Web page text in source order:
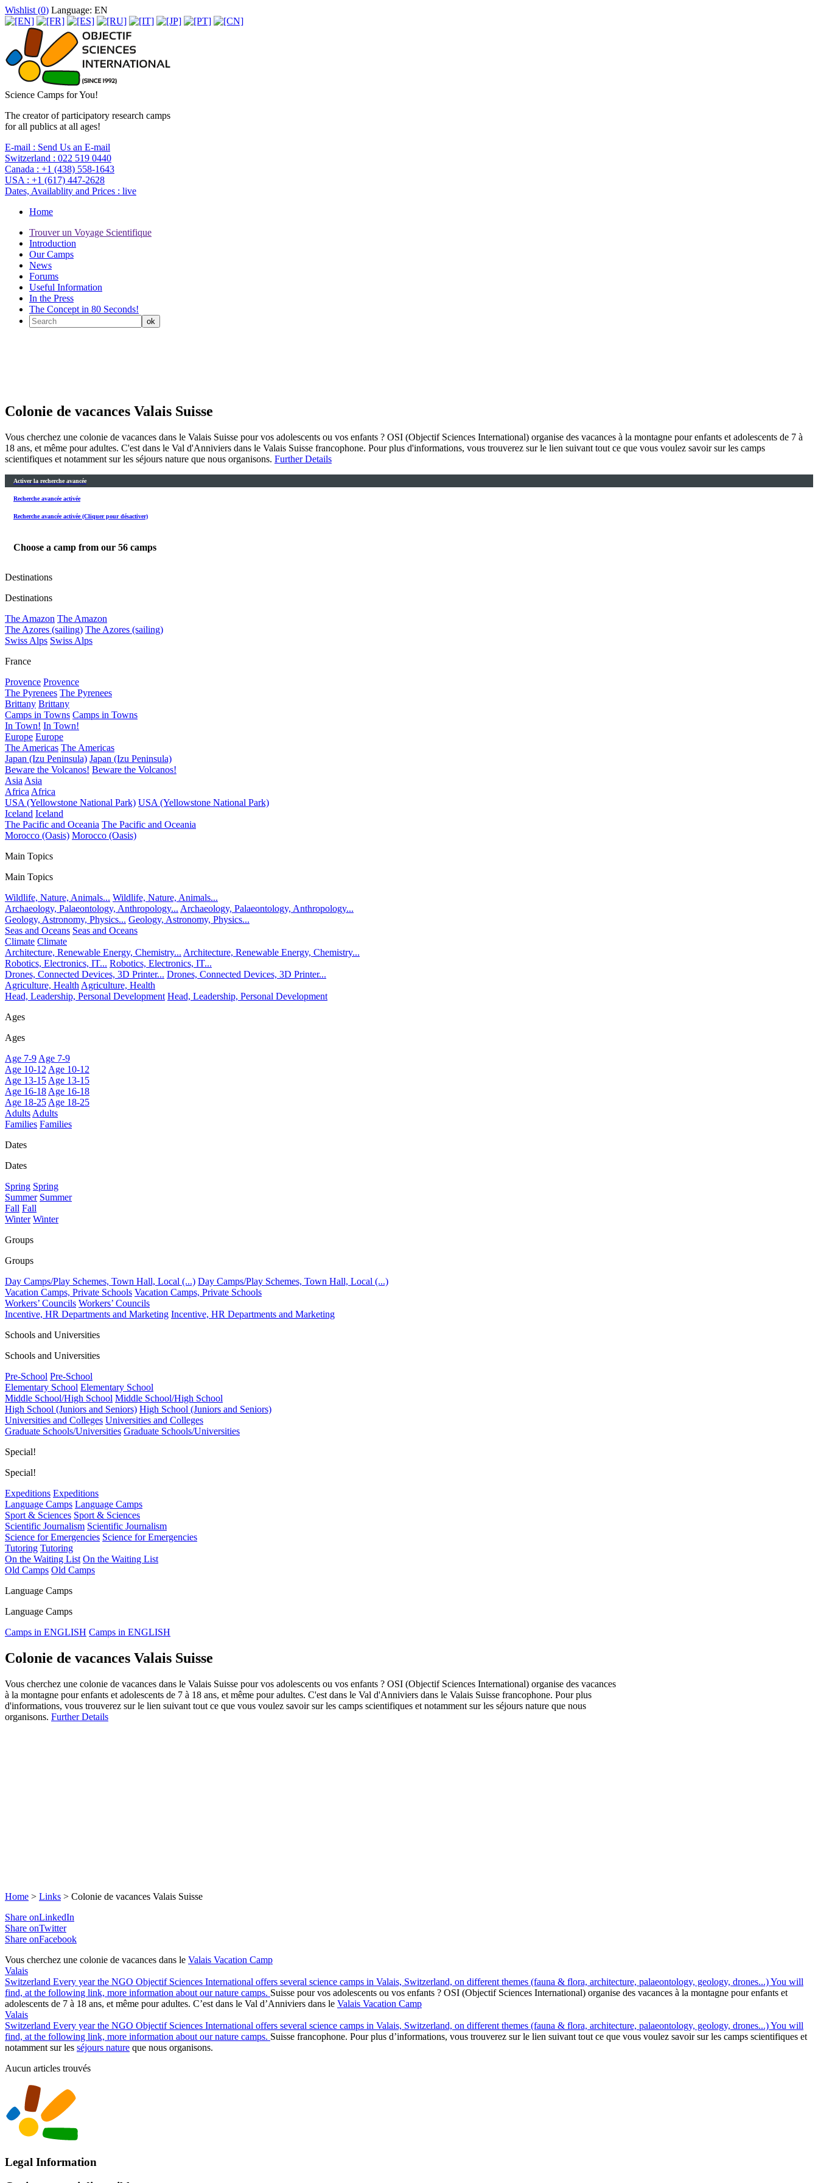
Wishlist (0) Language: EN
Science Camps for You!
The creator of participatory research camps
for all publics at all ages!
E-mail : Send Us an E-mail
Switzerland : 022 519 0440
Canada : +1 (438) 558-1643
USA : +1 (617) 447-2628
Dates, Availablity and Prices : live
Home
Trouver un Voyage Scientifique
Introduction
Our Camps
News
Forums
Useful Information
In the Press
The Concept in 80 Seconds!
Colonie de vacances Valais Suisse
Vous cherchez une colonie de vacances dans le Valais Suisse pour vos adolescents ou vos enfants ? OSI (Objectif Sciences International) organise des vacances à la montagne pour enfants et adolescents de 7 à
18 ans, et même pour adultes. C'est dans le Val d'Anniviers dans le Valais Suisse francophone. Pour plus d'informations, vous trouverez sur le lien suivant tout ce que vous voulez savoir sur les camps
scientifiques et notamment sur les séjours nature que nous organisons. Further Details
Activer la recherche avancée
Recherche avancée activée
Recherche avancée activée (Cliquer pour désactiver)
Choose a camp from our 56 camps
Destinations
Destinations
The Amazon The Amazon
The Azores (sailing) The Azores (sailing)
Swiss Alps Swiss Alps
France
Provence Provence
The Pyrenees The Pyrenees
Brittany Brittany
Camps in Towns Camps in Towns
In Town! In Town!
Europe Europe
The Americas The Americas
Japan (Izu Peninsula) Japan (Izu Peninsula)
Beware the Volcanos! Beware the Volcanos!
Asia Asia
Africa Africa
USA (Yellowstone National Park) USA (Yellowstone National Park)
Iceland Iceland
The Pacific and Oceania The Pacific and Oceania
Morocco (Oasis) Morocco (Oasis)
Main Topics
Main Topics
Wildlife, Nature, Animals... Wildlife, Nature, Animals...
Archaeology, Palaeontology, Anthropology... Archaeology, Palaeontology, Anthropology...
Geology, Astronomy, Physics... Geology, Astronomy, Physics...
Seas and Oceans Seas and Oceans
Climate Climate
Architecture, Renewable Energy, Chemistry... Architecture, Renewable Energy, Chemistry...
Robotics, Electronics, IT... Robotics, Electronics, IT...
Drones, Connected Devices, 3D Printer... Drones, Connected Devices, 3D Printer...
Agriculture, Health Agriculture, Health
Head, Leadership, Personal Development Head, Leadership, Personal Development
Ages
Ages
Age 7-9 Age 7-9
Age 10-12 Age 10-12
Age 13-15 Age 13-15
Age 16-18 Age 16-18
Age 18-25 Age 18-25
Adults Adults
Families Families
Dates
Dates
Spring Spring
Summer Summer
Fall Fall
Winter Winter
Groups
Groups
Day Camps/Play Schemes, Town Hall, Local (...) Day Camps/Play Schemes, Town Hall, Local (...)
Vacation Camps, Private Schools Vacation Camps, Private Schools
Workers’ Councils Workers’ Councils
Incentive, HR Departments and Marketing Incentive, HR Departments and Marketing
Schools and Universities
Schools and Universities
Pre-School Pre-School
Elementary School Elementary School
Middle School/High School Middle School/High School
High School (Juniors and Seniors) High School (Juniors and Seniors)
Universities and Colleges Universities and Colleges
Graduate Schools/Universities Graduate Schools/Universities
Special!
Special!
Expeditions Expeditions
Language Camps Language Camps
Sport & Sciences Sport & Sciences
Scientific Journalism Scientific Journalism
Science for Emergencies Science for Emergencies
Tutoring Tutoring
On the Waiting List On the Waiting List
Old Camps Old Camps
Language Camps
Language Camps
Camps in ENGLISH Camps in ENGLISH
Colonie de vacances Valais Suisse
Vous cherchez une colonie de vacances dans le Valais Suisse pour vos adolescents ou vos enfants ? OSI (Objectif Sciences International) organise des vacances
à la montagne pour enfants et adolescents de 7 à 18 ans, et même pour adultes. C'est dans le Val d'Anniviers dans le Valais Suisse francophone. Pour plus
d'informations, vous trouverez sur le lien suivant tout ce que vous voulez savoir sur les camps scientifiques et notamment sur les séjours nature que nous
organisons. Further Details
Home > Links > Colonie de vacances Valais Suisse
Share onLinkedIn
Share onTwitter
Share onFacebook
Vous cherchez une colonie de vacances dans le Valais Vacation Camp
Valais
Switzerland Every year the NGO Objectif Sciences International offers several science camps in Valais, Switzerland, on different themes (fauna & flora, architecture, palaeontology, geology, drones...) You will
find, at the following link, more information about our nature camps. Suisse pour vos adolescents ou vos enfants ? OSI (Objectif Sciences International) organise des vacances à la montagne pour enfants et
adolescents de 7 à 18 ans, et même pour adultes. C’est dans le Val d’Anniviers dans le Valais Vacation Camp
Valais
Switzerland Every year the NGO Objectif Sciences International offers several science camps in Valais, Switzerland, on different themes (fauna & flora, architecture, palaeontology, geology, drones...) You will
find, at the following link, more information about our nature camps. Suisse francophone. Pour plus d’informations, vous trouverez sur le lien suivant tout ce que vous voulez savoir sur les camps scientifiques et
notamment sur les séjours nature que nous organisons.
Aucun articles trouvés
Legal Information